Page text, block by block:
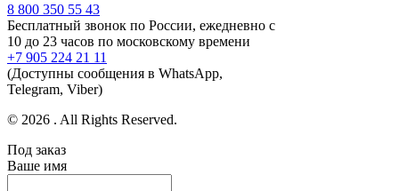
8 800 350 55 43
Бесплатный звонок по России, ежедневно с
10 до 23 часов по московскому времени
+7 905 224 21 11
(Доступны сообщения в WhatsApp,
Telegram, Viber)
© 2026 . All Rights Reserved.
Под заказ
Ваше имя